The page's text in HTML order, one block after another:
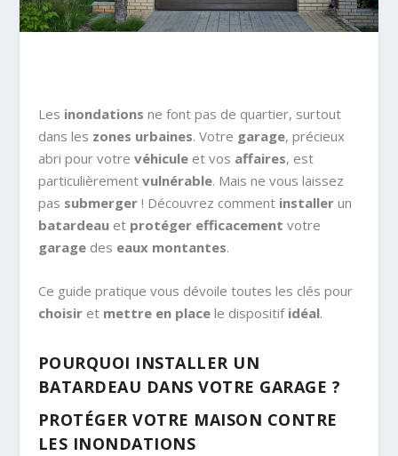
Les inondations ne font pas de quartier, surtout
dans les zones urbaines. Votre garage, précieux
abri pour votre véhiculeet vos affaires, est
particulièrement vulnérable. Mais ne vous laissez
pas submerger! Découvrez comment installerun
batardeauet protéger efficacement votre
garagedes eaux montantes.
Ce guide pratique vous dévoile toutes les clés pour
choisiret mettre en placele dispositif idéal.
POURQUOI INSTALLER UN
BATARDEAU DANS VOTRE GARAGE ?
PROTÉGER VOTRE MAISON CONTRE
LES INONDATIONS